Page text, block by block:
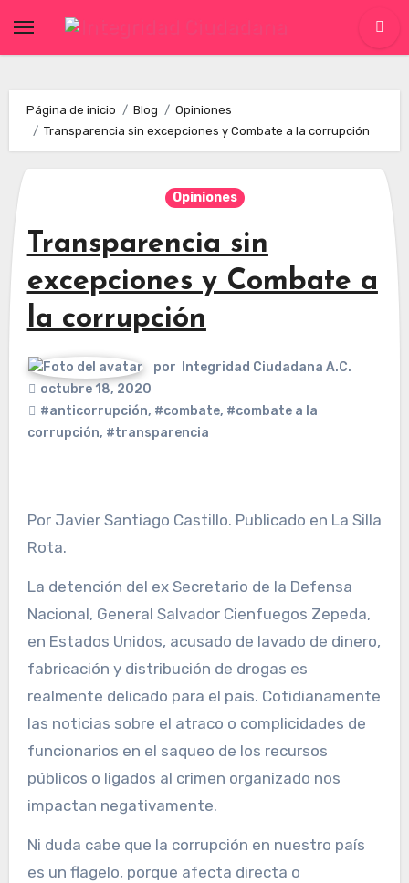
Página de inicio Blog
Opiniones
Transparencia sin excepciones y Combate a la corrupción
Opiniones
Transparencia sin
excepciones y Combate a
la corrupción
por
Integridad Ciudadana A.C.
octubre 18, 2020
#anticorrupción, #combate, #combate a la
corrupción, #transparencia
Por Javier Santiago Castillo. Publicado en La Silla
Rota.
La detención del ex Secretario de la Defensa
Nacional, General Salvador Cienfuegos Zepeda,
en Estados Unidos, acusado de lavado de dinero,
fabricación y distribución de drogas es
realmente delicado para el país. Cotidianamente
las noticias sobre el atraco o complicidades de
funcionarios en el saqueo de los recursos
públicos o ligados al crimen organizado nos
impactan negativamente.
Ni duda cabe que la corrupción en nuestro país
es un flagelo, porque afecta directa o